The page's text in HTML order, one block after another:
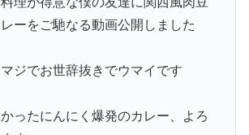
ーをご馳なる動画公開しました
ジでお世辞抜きでウマイです
ったにんにく爆発のカレー、よろ